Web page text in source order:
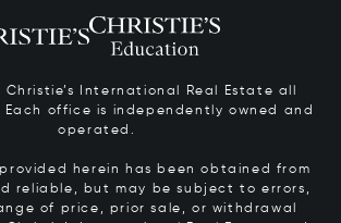
Christie’s International Real Estate all
office is independently owned and
operated.
herein has been obtained from
reliable, but may be subject to errors,
of price, prior sale, or withdrawal